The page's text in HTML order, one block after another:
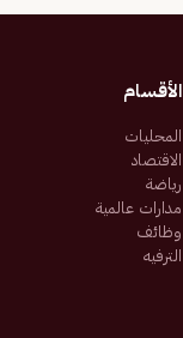
الأقسام
المحليات
الاقتصاد
رياضة
مدارات عالمية
وظائف
الترفيه